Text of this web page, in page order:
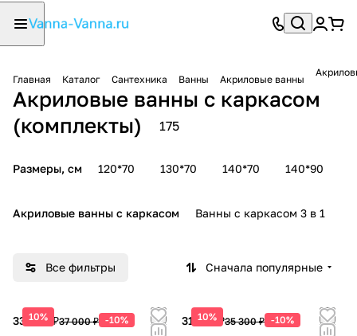
Главная Каталог Сантехника Ванны Акриловые ванны
Акриловые ванны с каркасом
(комплекты)
175
Размеры, см 120*70 130*70 140*70 140*90
Акриловые ванны с каркасом Ванны с каркасом 3 в 1
Все фильтры Сначала популярные
10%
33 300 ₽37 000 ₽ -10% 10%
31 770 ₽35 300 ₽ -10%